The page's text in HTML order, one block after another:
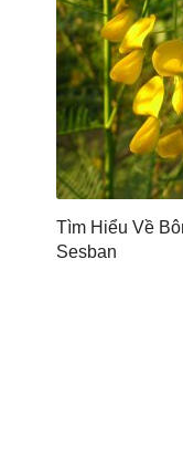
Tìm Hiểu Về
Sesban